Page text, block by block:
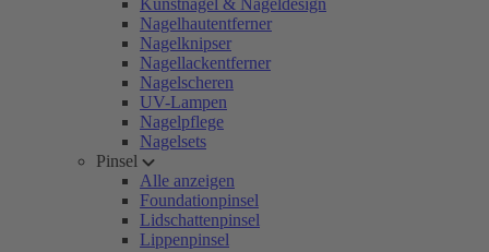
Kunstnägel & Nageldesign
Nagelhautentferner
Nagelknipser
Nagellackentferner
Nagelscheren
UV-Lampen
Nagelpflege
Nagelsets
Pinsel
Alle anzeigen
Foundationpinsel
Lidschattenpinsel
Lippenpinsel